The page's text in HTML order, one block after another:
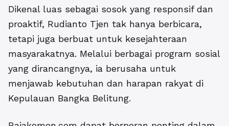
Dikenal luas sebagai sosok yang responsif dan
proaktif, Rudianto Tjen tak hanya berbicara,
tetapi juga berbuat untuk kesejahteraan
masyarakatnya. Melalui berbagai program sosial
yang dirancangnya, ia berusaha untuk
menjawab kebutuhan dan harapan rakyat di
Kepulauan Bangka Belitung.